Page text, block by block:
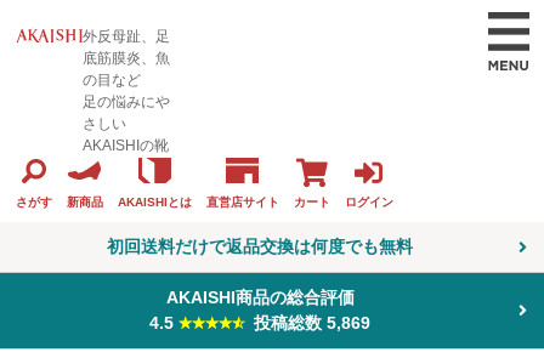
外反母趾、足
底筋膜炎、魚
の目など
足の悩みにや
さしい
AKAISHIの靴
さがす 新商品 AKAISHIとは 直営店サイト カート ログイン
初回送料だけで返品交換は何度でも無料
AKAISHI商品の総合評価
4.5
投稿総数 5,869